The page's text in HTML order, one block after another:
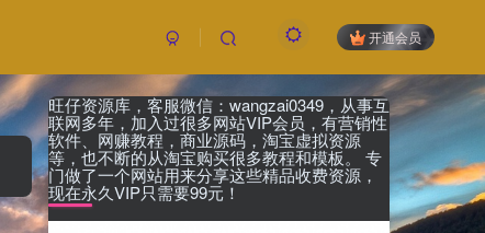
开通会员
旺仔资源库，客服微信：wangzai0349，从事互
联网多年，加入过很多网站VIP会员，有营销性
软件、网赚教程，商业源码，淘宝虚拟资源
等，也不断的从淘宝购买很多教程和模板。 专
门做了一个网站用来分享这些精品收费资源，
现在永久VIP只需要99元！